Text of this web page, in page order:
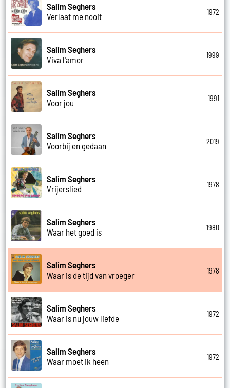
Salim Seghers
Verlaat me nooit
1972
Salim Seghers
Viva l'amor
1999
Salim Seghers
Voor jou
1991
Salim Seghers
Voorbij en gedaan
2019
Salim Seghers
Vrijerslied
1978
Salim Seghers
Waar het goed is
1980
Salim Seghers
Waar is de tijd van vroeger
1978
Salim Seghers
Waar is nu jouw liefde
1972
Salim Seghers
Waar moet ik heen
1972